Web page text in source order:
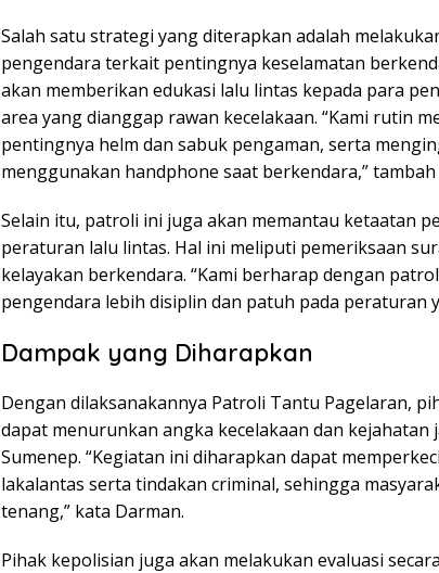
Salah satu strategi yang diterapkan adalah
pengendara terkait pentingnya keselamatan
akan memberikan edukasi lalu lintas kepada para
area yang dianggap rawan kecelakaan. “Kami rutin
pentingnya helm dan sabuk pengaman, serta
menggunakan handphone saat berkendara,” tambah
Selain itu, patroli ini juga akan memantau ketaatan
peraturan lalu lintas. Hal ini meliputi pemeriksaan
kelayakan berkendara. “Kami berharap dengan
pengendara lebih disiplin dan patuh pada peraturan
Dampak yang Diharapkan
Dengan dilaksanakannya Patroli Tantu Pagelaran,
dapat menurunkan angka kecelakaan dan kejahatan
Sumenep. “Kegiatan ini diharapkan dapat
lakalantas serta tindakan criminal, sehingga
tenang,” kata Darman.
Pihak kepolisian juga akan melakukan evaluasi